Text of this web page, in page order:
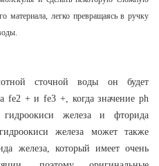
материала, легко превращаясь в ручку
сточной воды он будет
fe2 + и fe3 +, когда значение ph
железа и фторида
железа может также
железа, который имеет очень